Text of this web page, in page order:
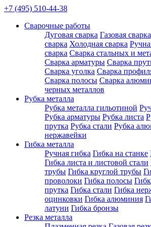
+7 (495) 510-44-38
Сварочные работы
Дуговая сварка Газовая сварка
сварка Холодная сварка
сварка Сварка стальных и
Сварка арматуры Сварка
Сварка уголка Сварка
Сварка полосы Сварка
черных металлов
Рубка металла
Рубка металла гильотиной
Рубка арматуры Рубка листа
прутка Рубка стали Рубка
нержавейки
Гибка металла
Ручная гибка Гибка на станке
Гибка листа и листовой стали
трубы Гибка круглой трубы
проволоки Гибка полосы
прутка Гибка стали Гибка
оцинковки Гибка алюминия
латуни Гибка бронзы
Резка металла